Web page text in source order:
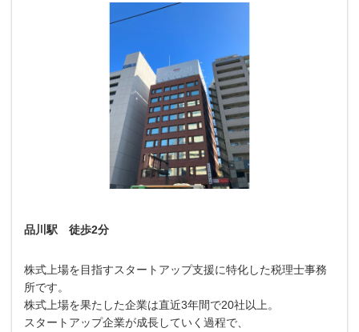
品川駅 徒歩2分
株式上場を目指すスタートアップ支援に特化した税理士事務
所です。
株式上場を果たした企業は直近3年間で20社以上。
スタートアップ企業が成長していく過程で、